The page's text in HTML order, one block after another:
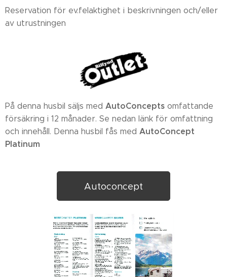
Reservation för ev.felaktighet i beskrivningen och/eller
av utrustningen
På denna husbil säljs med AutoConcepts omfattande
försäkring i 12 månader. Se nedan länk för omfattning
och innehåll. Denna husbil fås med AutoConcept
Platinum
Autoconcept